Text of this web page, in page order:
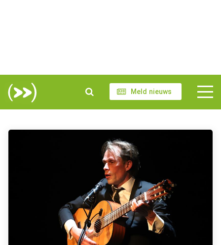
Meld nieuws